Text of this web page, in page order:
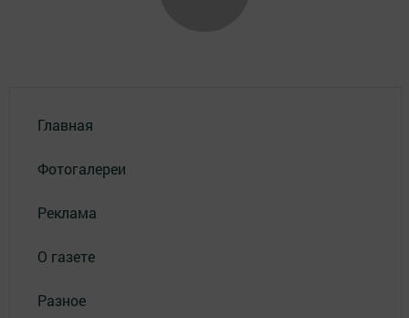
Главная
Фотогалереи
Реклама
О газете
Разное